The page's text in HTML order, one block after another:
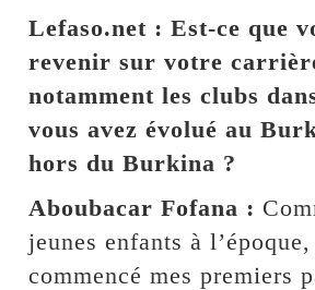
Lefaso.net : Est-ce que
revenir sur votre
notamment les clubs
vous avez évolué au
hors du Burkina ?
Aboubacar Fofana :
jeunes enfants à l’époque,
commencé mes premiers